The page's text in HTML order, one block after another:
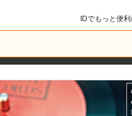
IDでもっと便